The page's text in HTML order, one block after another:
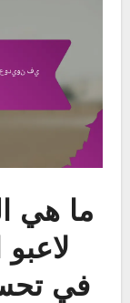
ما هي
في